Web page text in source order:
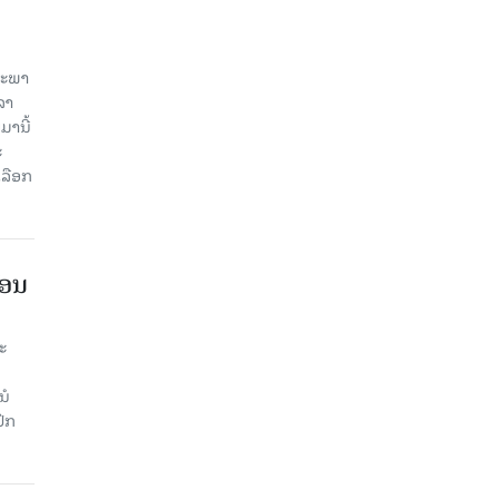
ພາ
ານີ້
ອກ
ນ
ກ